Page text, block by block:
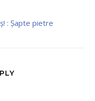
: Şapte pietre